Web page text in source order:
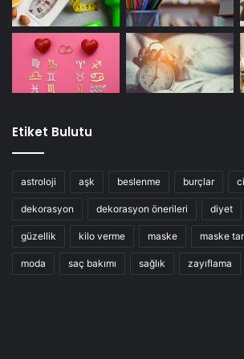
diyet diyet
diyet yaparken yapılan hatalar
Etiket Bulutu
astroloji aşk beslenme burçlar
dekorasyon dekorasyon önerileri diyet
güzellik kilo verme maske maske
moda saç bakımı sağlık zayıflama